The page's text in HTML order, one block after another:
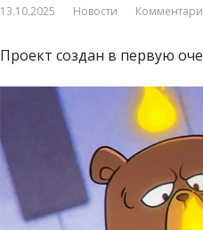
13.10.2025 Новости
Проект создан в первую